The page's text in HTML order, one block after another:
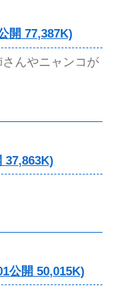
開 77,387K)
んやニャンコが
37,863K)
公開 50,015K)